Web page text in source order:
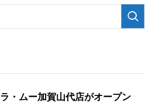
ラ・ムー加賀山代店がオープン